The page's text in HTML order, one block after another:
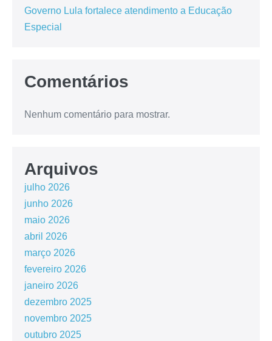
Governo Lula fortalece atendimento a Educação
Especial
Comentários
Nenhum comentário para mostrar.
Arquivos
julho 2026
junho 2026
maio 2026
abril 2026
março 2026
fevereiro 2026
janeiro 2026
dezembro 2025
novembro 2025
outubro 2025